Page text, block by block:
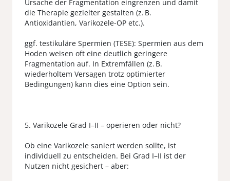
Ursache der Fragmentation eingrenzen und damit
die Therapie gezielter gestalten (z. B.
Antioxidantien, Varikozele-OP etc.).
ggf. testikuläre Spermien (TESE): Spermien aus dem
Hoden weisen oft eine deutlich geringere
Fragmentation auf. In Extremfällen (z. B.
wiederholtem Versagen trotz optimierter
Bedingungen) kann dies eine Option sein.
5. Varikozele Grad I–II – operieren oder nicht?
Ob eine Varikozele saniert werden sollte, ist
individuell zu entscheiden. Bei Grad I–II ist der
Nutzen nicht gesichert – aber: